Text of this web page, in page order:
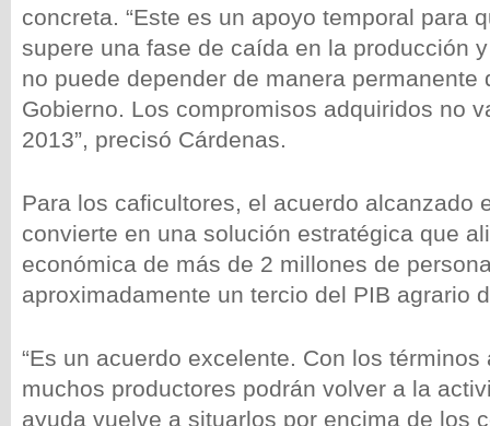
concreta. “Este es un apoyo temporal para
supere una fase de caída en la producción
no puede depender de manera permanente
Gobierno. Los compromisos adquiridos no
2013”, precisó Cárdenas.
Para los caficultores, el acuerdo alcanzado
convierte en una solución estratégica que
económica de más de 2 millones de
aproximadamente un tercio del PIB agrario
“Es un acuerdo excelente. Con los términos
muchos productores podrán volver a la
ayuda vuelve a situarlos por encima de los